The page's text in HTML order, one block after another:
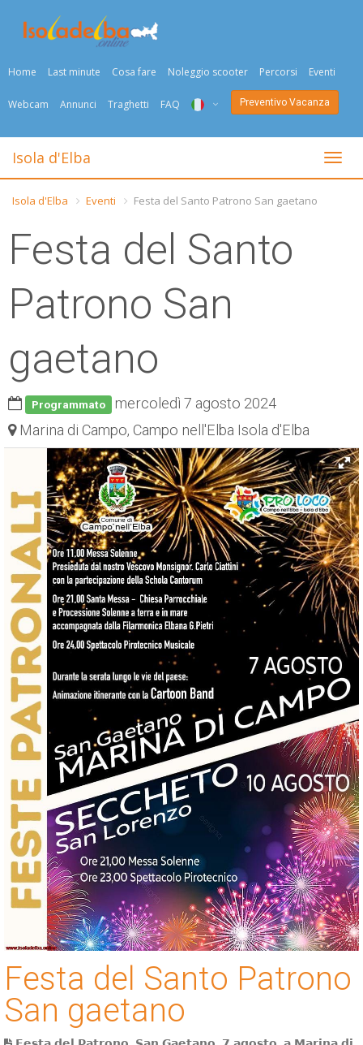
Home Last minute Cosa fare Noleggio scooter Percorsi Eventi
Webcam Annunci Traghetti FAQ
ENG
NED
Preventivo Vacanza
Togli
Isola d'Elba
Isola d'Elba Eventi Festa del Santo Patrono San gaetano
Festa del Santo
Patrono San
gaetano
Programmato
mercoledì 7 agosto 2024
Marina di Campo, Campo nell'Elba Isola d'Elba
Festa del Santo Patrono
San gaetano